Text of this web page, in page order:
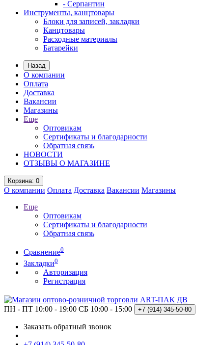
- Серпантин
Инструменты, канцтовары
Блоки для записей, закладки
Канцтовары
Расходные материалы
Батарейки
Назад
О компании
Оплата
Доставка
Вакансии
Магазины
Еще
Оптовикам
Сертификаты и благодарности
Обратная связь
НОВОСТИ
ОТЗЫВЫ О МАГАЗИНЕ
Корзина: 0
О компании Оплата Доставка Вакансии Магазины
Еще
Оптовикам
Сертификаты и благодарности
Обратная связь
Сравнение0
Закладки0
Авторизация
Регистрация
ПН - ПТ 10:00 - 19:00 СБ 10:00 - 15:00 +7 (914) 345-50-80
Заказать обратный звонок